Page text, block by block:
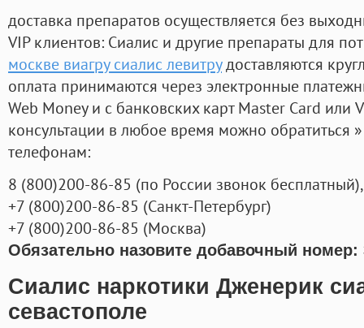
доставка препаратов осуществляется без
VIP клиентов: Сиалис и другие препараты для
москве виагру сиалис левитрудоставляются
оплата принимаются через электронные
Web Money и с банковских карт Master Card или
консультации в любое время можно обратиться
телефонам:
8 (800)200-86-85 (по России звонок бесплатный),
+7 (800)200-86-85 (Санкт-Петербург)
+7 (800)200-86-85 (Москва)
Обязательно назовите добавочный номер:
Сиалис наркотики Дженерик
севастополе